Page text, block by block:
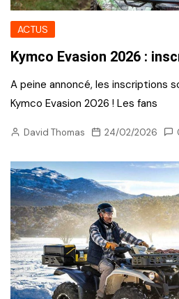
ACTUS
Kymco Evasion 2026 :
A peine annoncé, les inscriptions
Kymco Evasion 2026 ! Les fans
David Thomas 24/02/2026